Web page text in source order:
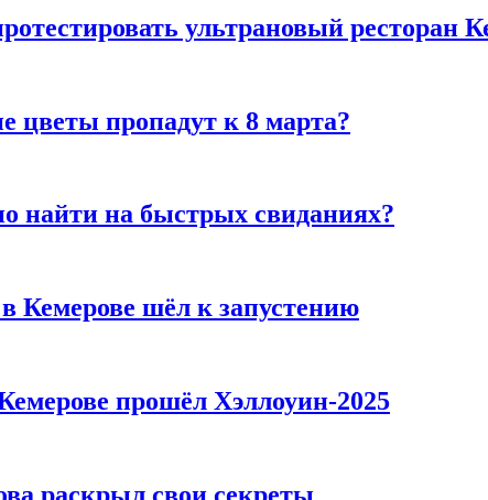
ультрановый ресторан
цветы пропадут к 8 марта?
найти на быстрых свиданиях?
Кемерове шёл к запустению
прошёл Хэллоуин-2025